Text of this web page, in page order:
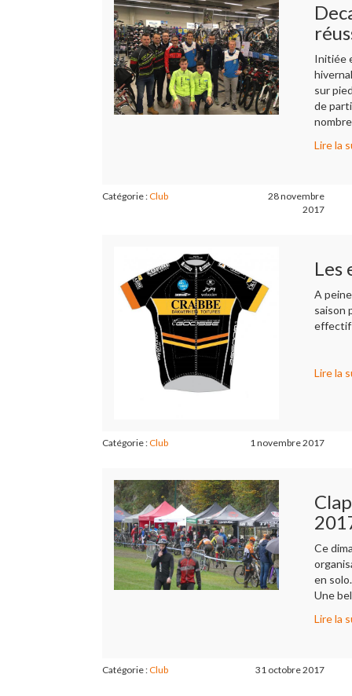
Initiée
sur
de
Lire la
Catégorie :Club
28 novembre
2017
Les
A
saison
effectif
Lire la
Catégorie :Club 1 novembre 2017
Ce
en
Une
Lire la
Catégorie :Club 31 octobre 2017